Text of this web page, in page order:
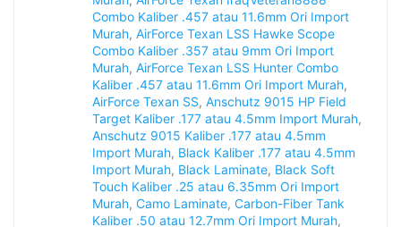
Combo Kaliber .457 atau 11.6mm Ori Import
Murah, AirForce Texan LSS Hawke Scope
Combo Kaliber .357 atau 9mm Ori Import
Murah, AirForce Texan LSS Hunter Combo
Kaliber .457 atau 11.6mm Ori Import Murah,
AirForce Texan SS, Anschutz 9015 HP Field
Target Kaliber .177 atau 4.5mm Import Murah,
Anschutz 9015 Kaliber .177 atau 4.5mm
Import Murah, Black Kaliber .177 atau 4.5mm
Import Murah, Black Laminate, Black Soft
Touch Kaliber .25 atau 6.35mm Ori Import
Murah, Camo Laminate, Carbon-Fiber Tank
Kaliber .50 atau 12.7mm Ori Import Murah,